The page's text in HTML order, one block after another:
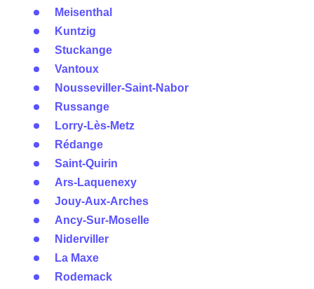
Meisenthal
Kuntzig
Stuckange
Vantoux
Nousseviller-Saint-Nabor
Russange
Lorry-Lès-Metz
Rédange
Saint-Quirin
Ars-Laquenexy
Jouy-Aux-Arches
Ancy-Sur-Moselle
Niderviller
La Maxe
Rodemack